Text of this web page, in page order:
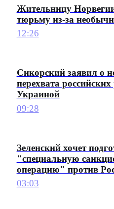
Жительницу
тюрьму из-за
12:26
Сикорский заявил о
перехвата
Украиной
09:28
Зеленский хочет
"специальную
операцию" против
03:03